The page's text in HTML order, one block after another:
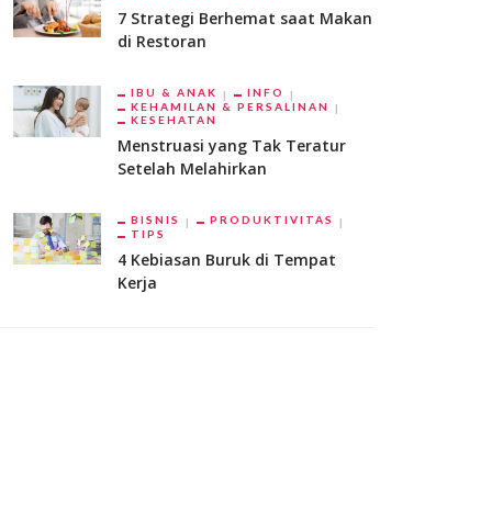
7 Strategi Berhemat saat Makan
di Restoran
IBU & ANAK
INFO
KEHAMILAN & PERSALINAN
KESEHATAN
Menstruasi yang Tak Teratur
Setelah Melahirkan
BISNIS
PRODUKTIVITAS
TIPS
4 Kebiasan Buruk di Tempat
Kerja